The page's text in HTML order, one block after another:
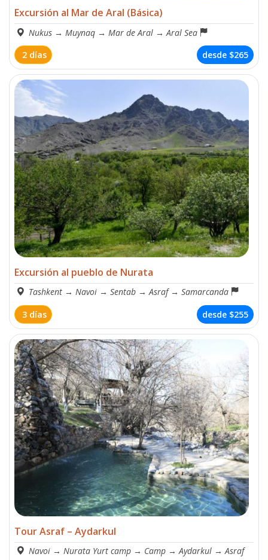
Excursión al Mar de Aral (Básica)
Nukus → Muynaq → Mar de Aral → Aral Sea
2 días
desde $265
Excursión al pueblo de Nurata
Tashkent → Navoi → Sentab → Asraf → Samarcanda
3 días
desde $255
Tour Asraf – Aydarkul
Navoi → Nurata Yurt camp → Camp → Aydarkul → Asraf